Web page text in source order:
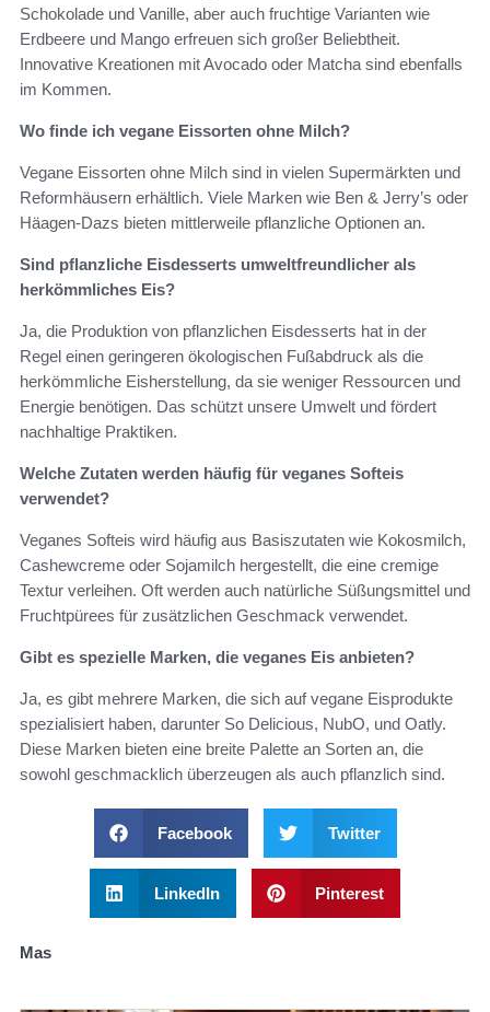
Schokolade und Vanille, aber auch fruchtige Varianten wie
Erdbeere und Mango erfreuen sich großer Beliebtheit.
Innovative Kreationen mit Avocado oder Matcha sind ebenfalls
im Kommen.
Wo finde ich vegane Eissorten ohne Milch?
Vegane Eissorten ohne Milch sind in vielen Supermärkten und
Reformhäusern erhältlich. Viele Marken wie Ben & Jerry’s oder
Häagen-Dazs bieten mittlerweile pflanzliche Optionen an.
Sind pflanzliche Eisdesserts umweltfreundlicher als
herkömmliches Eis?
Ja, die Produktion von pflanzlichen Eisdesserts hat in der
Regel einen geringeren ökologischen Fußabdruck als die
herkömmliche Eisherstellung, da sie weniger Ressourcen und
Energie benötigen. Das schützt unsere Umwelt und fördert
nachhaltige Praktiken.
Welche Zutaten werden häufig für veganes Softeis
verwendet?
Veganes Softeis wird häufig aus Basiszutaten wie Kokosmilch,
Cashewcreme oder Sojamilch hergestellt, die eine cremige
Textur verleihen. Oft werden auch natürliche Süßungsmittel und
Fruchtpürees für zusätzlichen Geschmack verwendet.
Gibt es spezielle Marken, die veganes Eis anbieten?
Ja, es gibt mehrere Marken, die sich auf vegane Eisprodukte
spezialisiert haben, darunter So Delicious, NubO, und Oatly.
Diese Marken bieten eine breite Palette an Sorten an, die
sowohl geschmacklich überzeugen als auch pflanzlich sind.
Facebook Twitter
LinkedIn Pinterest
Mas